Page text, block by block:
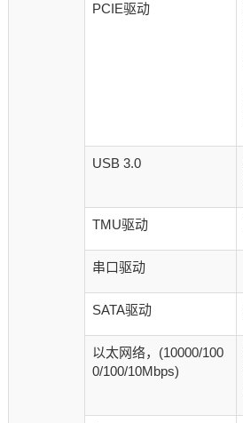
PCIE驱动
USB 3.0
TMU驱动
串口驱动
SATA驱动
以太网络，(10000/100
0/100/10Mbps)